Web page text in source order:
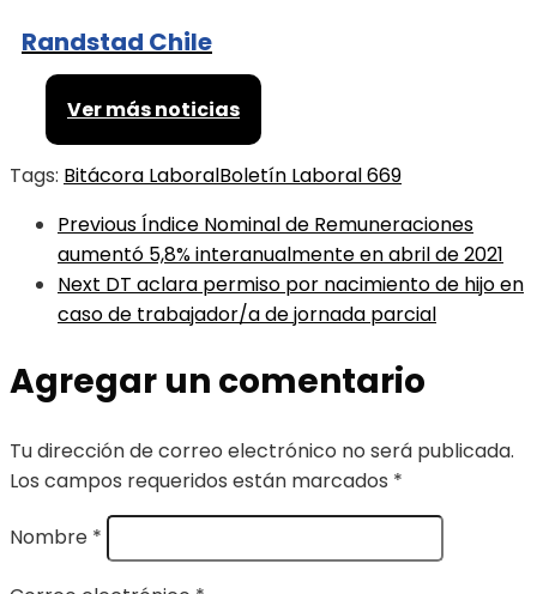
Randstad Chile
Ver más noticias
Tags: Bitácora LaboralBoletín Laboral 669
PreviousÍndice Nominal de Remuneraciones
aumentó 5,8% interanualmente en abril de 2021
Next DT aclara permiso por nacimiento de hijo en
caso de trabajador/a de jornada parcial
Agregar un comentario
Tu dirección de correo electrónico no será publicada.
Los campos requeridos están marcados *
Nombre *